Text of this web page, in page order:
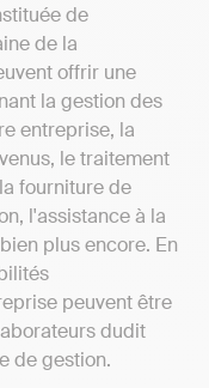
de
de la
offrir une
la gestion des
entreprise, la
le traitement
fourniture de
l'assistance à la
plus encore. En
peuvent être
dudit
de gestion.